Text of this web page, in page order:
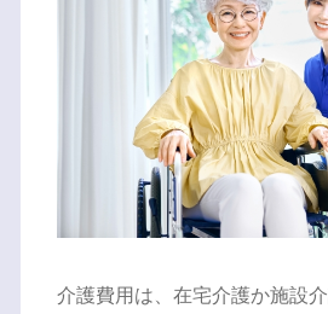
介護費用は、在宅介護か施設